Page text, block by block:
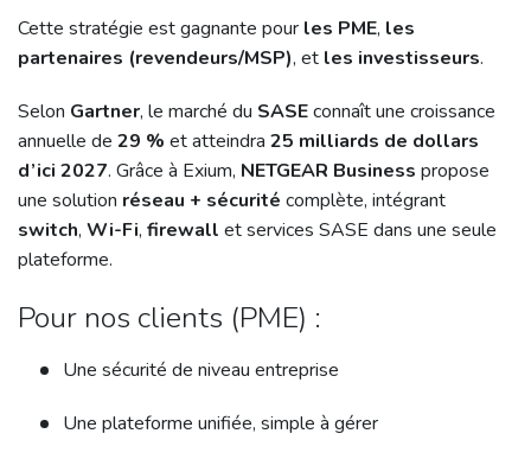
Cette stratégie est gagnante pour les PME, les
partenaires (revendeurs/MSP), et les investisseurs.
Selon Gartner, le marché du SASEconnaît une croissance
annuelle de 29 % et atteindra 25 milliards de dollars
d’ici 2027. Grâce à Exium, NETGEAR Business propose
une solution réseau + sécurité complète, intégrant
switch, Wi-Fi, firewall et services SASE dans une seule
plateforme.
Pour nos clients (PME) :
Une sécurité de niveau entreprise
Une plateforme unifiée, simple à gérer